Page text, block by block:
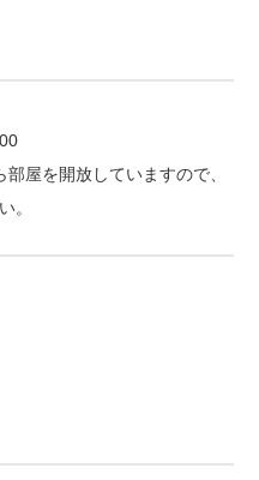
屋を開放していますので、
。